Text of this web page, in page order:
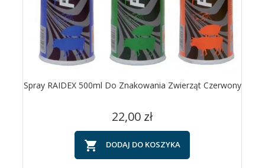
Spray RAIDEX 500ml Do Znakowania Zwierząt Czerwony
Cena
22,00 zł
 DODAJ DO KOSZYKA